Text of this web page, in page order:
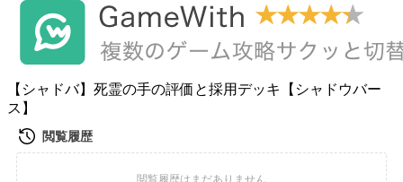
【シャドバ】死霊の手の評価と採用デッキ【シャドウバー
ス】